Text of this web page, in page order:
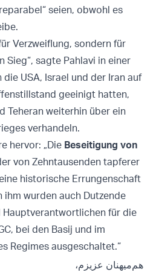
seien, obwohl es
Verzweiflung, sondern für
Sieg“, sagte Pahlavi in einer
USA, Israel und der Iran auf
geeinigt hatten,
Teheran weiterhin über ein
verhandeln.
hervor: „Die Beseitigung von
von Zehntausenden tapferer
historische Errungenschaft
ihm wurden auch Dutzende
Hauptverantwortlichen für die
bei den Basij und im
Regimes ausgeschaltet.“
هم‌میهنان عزیزم،